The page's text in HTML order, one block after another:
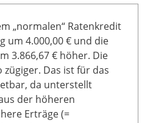
„normalen“ Ratenkredit
um 4.000,00 € und die
3.866,67 € höher. Die
Das ist für das
da unterstellt
der höheren
Erträge (=